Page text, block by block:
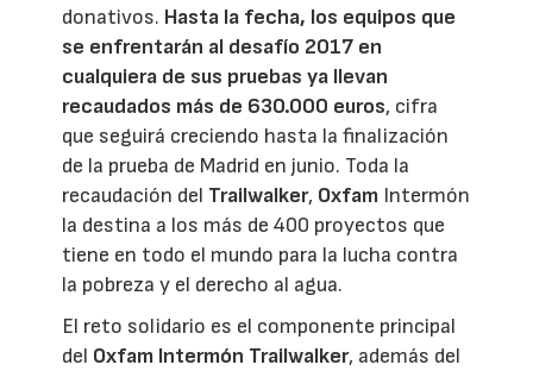
donativos. Hasta la fecha, los equipos que
se enfrentarán al desafío 2017 en
cualquiera de sus pruebas ya llevan
recaudados más de 630.000 euros, cifra
que seguirá creciendo hasta la finalización
de la prueba de Madrid en junio. Toda la
recaudación del Trailwalker, Oxfam Intermón
la destina a los más de 400 proyectos que
tiene en todo el mundo para la lucha contra
la pobreza y el derecho al agua.
El reto solidario es el componente principal
del Oxfam Intermón Trailwalker, además del